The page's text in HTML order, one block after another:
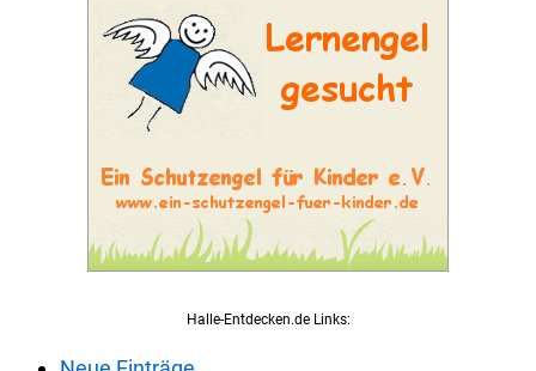
Halle-Entdecken.de Links: